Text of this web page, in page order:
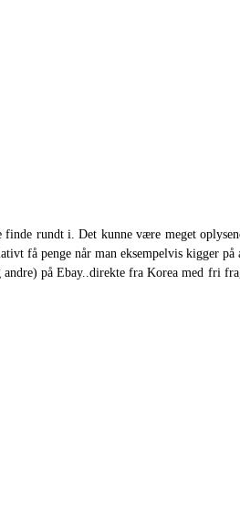
finde rundt i. Det kunne være meget
få penge når man eksempelvis kigger
på Ebay..direkte fra Korea med